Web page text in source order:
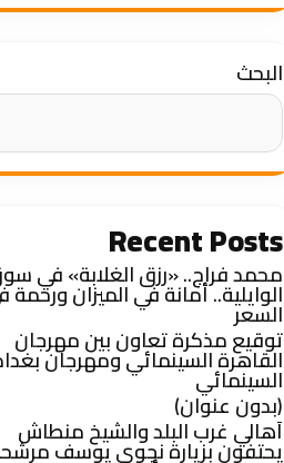
البحث
Recent Posts
محمد فراج.. «رزق الغلابة» في
الوايلية.. أمانة في الميزان ورحمة
السعر
توقيع مذكرة تعاون بين مهرجان
القاهرة السينمائي ومهرجان
السينمائي
(بدون عنوان)
أهالي غرب البلد والشيخ منطاش
يحتفون بزيارة نجوى يوسف